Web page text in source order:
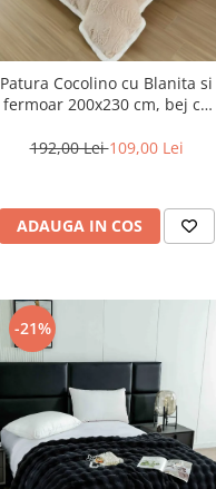
Patura Cocolino cu Blanita si
fermoar 200x230 cm, bej cu
192,00 Lei109,00 Lei
ADAUGA IN COS
-21%